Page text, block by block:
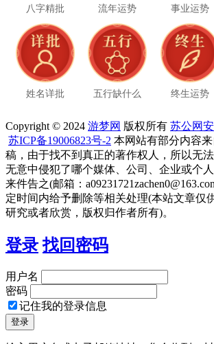
八字精批 流年运势 事业运势
姓名详批 五行缺什么 终生运势
Copyright © 2024 游梦网 版权所有 苏公网安
苏ICP备19006823号-2 本网站有部分内容
稿，由于找不到真正的著作权人，所以无
无意中侵犯了哪个媒体、公司、企业或个
来件告之(邮箱：
定时间内给予删除等相关处理(本站文章仅
研究或者欣赏，版权归作者所有)。
登录 找回密码
用户名
密码
记住我的登录信息